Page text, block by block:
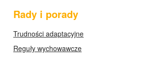
Rady i porady
Trudności adaptacyjne
Reguły wychowawcze